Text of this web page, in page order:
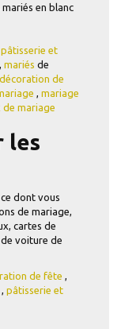
en blanc
pâtisserie et
, mariés de
décoration de
, mariage
de mariage
les
dont vous
de mariage,
cartes de
voiture de
de fête ,
, pâtisserie et